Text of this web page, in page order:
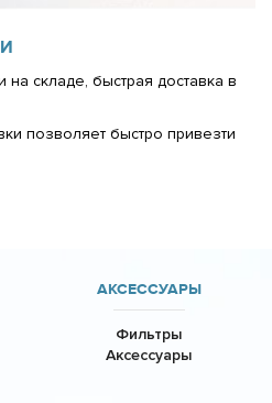
на складе, быстрая доставка в
позволяет быстро привезти
АКСЕССУАРЫ
Фильтры
Аксессуары